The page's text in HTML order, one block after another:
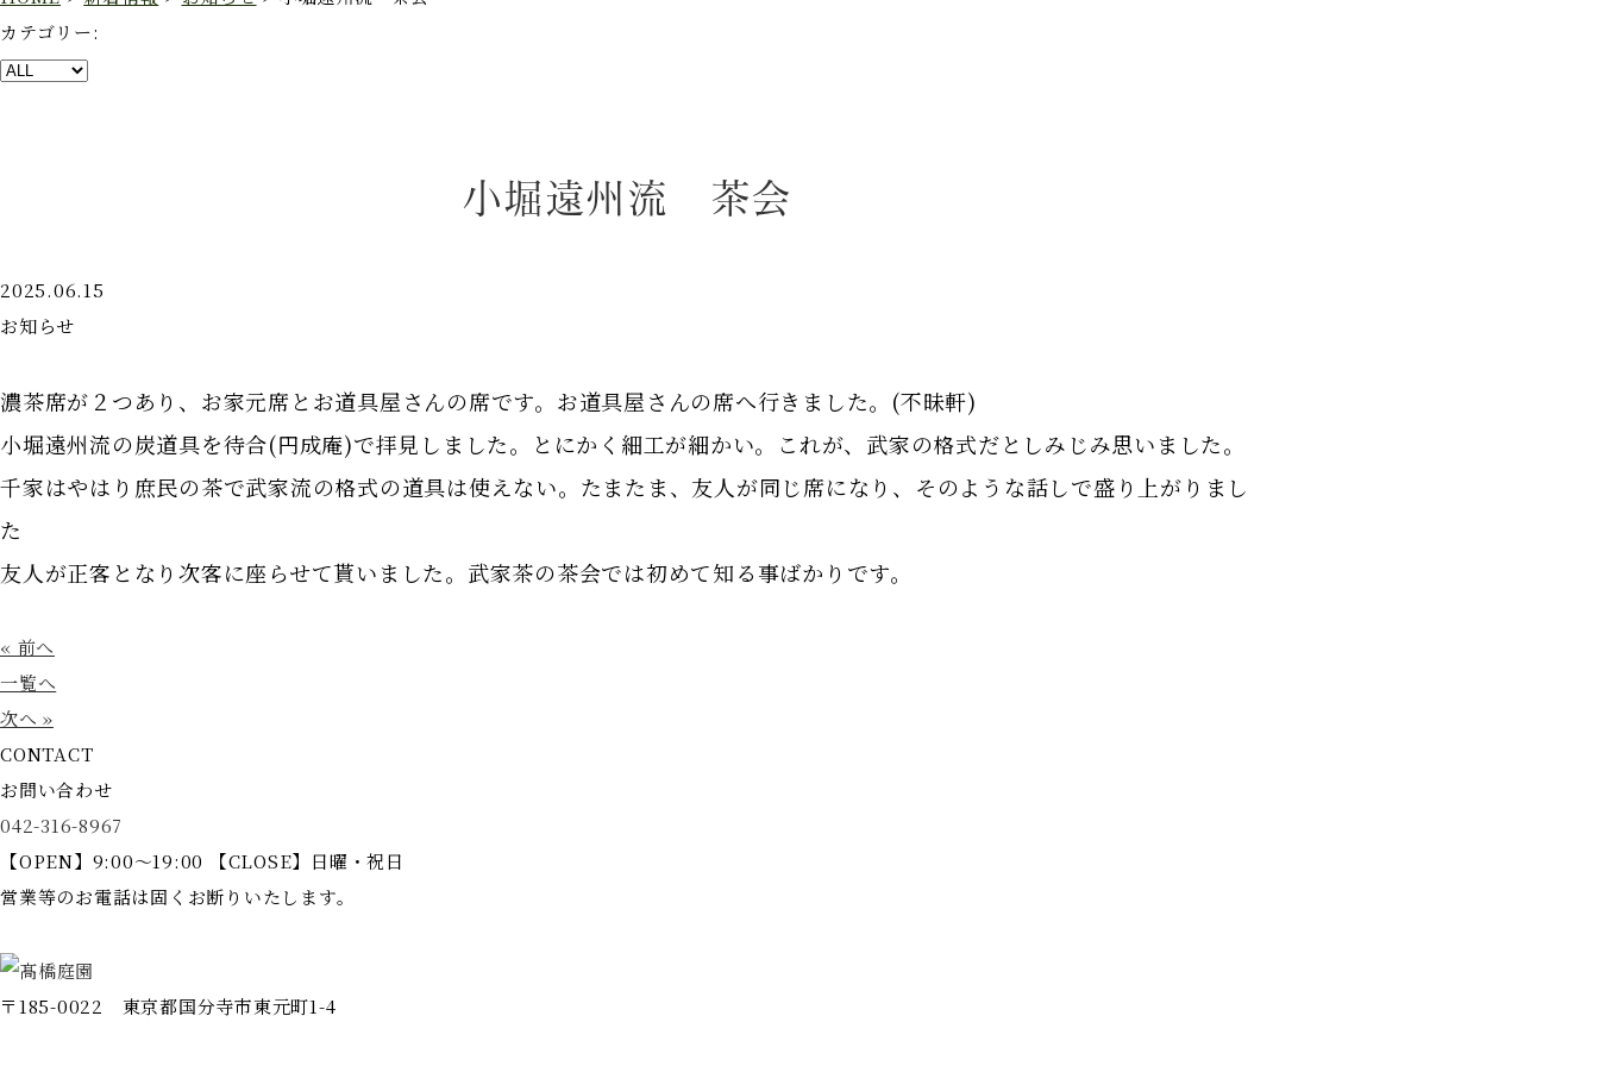
カテゴリー:
小堀遠州流 茶会
2025.06.15
お知らせ
濃茶席が２つあり、お家元席とお道具屋さんの席です。お道具屋さんの席へ行きました。(不昧軒)
小堀遠州流の炭道具を待合(円成庵)で拝見しました。とにかく細工が細かい。これが、武家の格式だとしみじみ思いました。
千家はやはり庶民の茶で武家流の格式の道具は使えない。たまたま、友人が同じ席になり、そのような話しで盛り上がりまし
た
友人が正客となり次客に座らせて貰いました。武家茶の茶会では初めて知る事ばかりです。
« 前へ
一覧へ
次へ »
CONTACT
お問い合わせ
042-316-8967
【OPEN】9:00～19:00 【CLOSE】日曜・祝日
営業等のお電話は固くお断りいたします。
〒185-0022 東京都国分寺市東元町1-4